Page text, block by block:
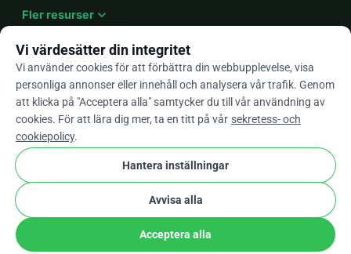
Fler resurser expand_more
Sv arrow_drop_down
★★★★★4,9 / 5 baserat på 500+ omdömen
WhyDonateIntegritet och cookies
Villkor och bestämmelser
stripe checkVerifierad Partner
Vi värdesätter din integritet
Vi använder cookies för att förbättra din webbupplevelse, visa
personliga annonser eller innehåll och analysera vår trafik. Genom
att klicka på "Acceptera alla" samtycker du till vår användning av
cookies. För att lära dig mer, ta en titt på vår sekretess- och
cookiepolicy.
Hantera inställningar
Avvisa alla
Acceptera alla